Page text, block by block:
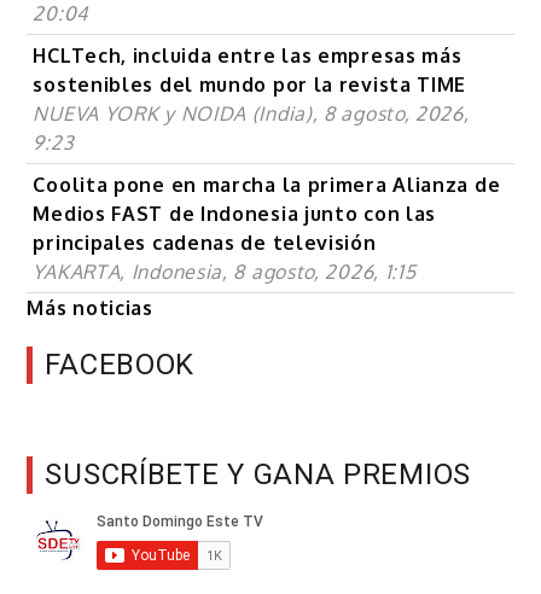
20:04
HCLTech, incluida entre las empresas más
sostenibles del mundo por la revista TIME
NUEVA YORK y NOIDA (India), 8 agosto, 2026,
9:23
Coolita pone en marcha la primera Alianza de
Medios FAST de Indonesia junto con las
principales cadenas de televisión
YAKARTA, Indonesia, 8 agosto, 2026, 1:15
Más noticias
FACEBOOK
SUSCRÍBETE Y GANA PREMIOS